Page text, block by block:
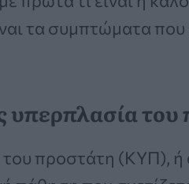
τα συμπτώματα που
υπερπλασία
προστάτη (ΚΥΠ), ή